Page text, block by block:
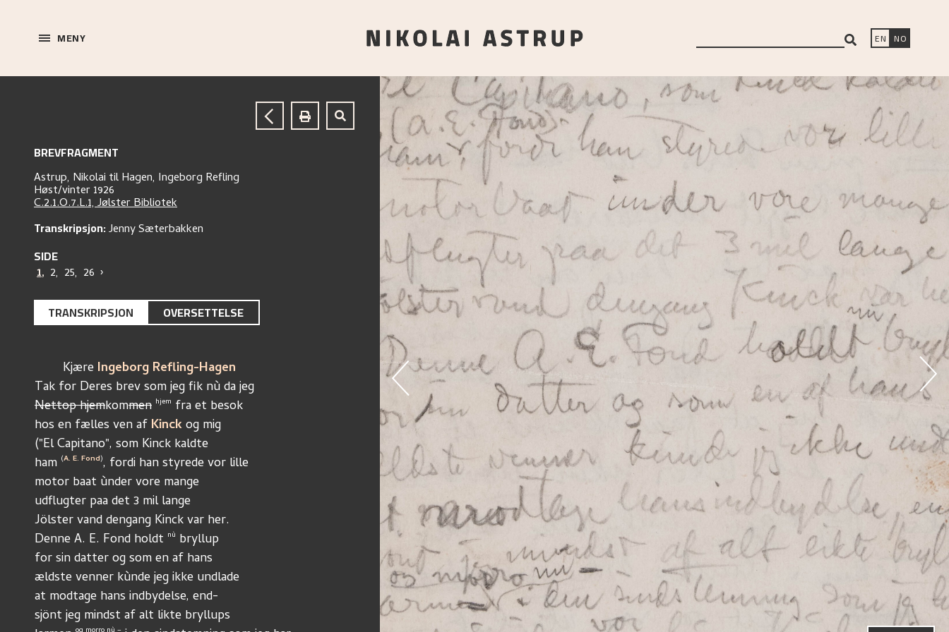
MENY EN NO
BREVFRAGMENT
Astrup, Nikolai tilHagen, Ingeborg Refling
Høst/vinter 1926
C.2.1.O.7.L.1, Jølster Bibliotek
Transkripsjon:Jenny Sæterbakken
SIDE
1, 2, 25, 26 ›
TRANSKRIPSJON OVERSETTELSE
	Kjære
Ingeborg Refling-Hagen
Tak for Deres brev som jeg fik nù da jeg
Nettop hjemkommen hjem fra et besok
hos en fælles ven af Kinck og mig
("El Capitano", som Kinck kaldte
ham (A. E. Fond), fordi han styrede vor lille
motor baat ùnder vore mange
udflugter paa det 3 mil lange
Jölster vand dengang Kinck var her.
Denne A. E. Fond holdt nù bryllup
for sin datter og som en af hans
ældste venner kùnde jeg ikke undlade
at modtage hans indbydelse, end-
sjönt jeg mindst af alt likte bryllups